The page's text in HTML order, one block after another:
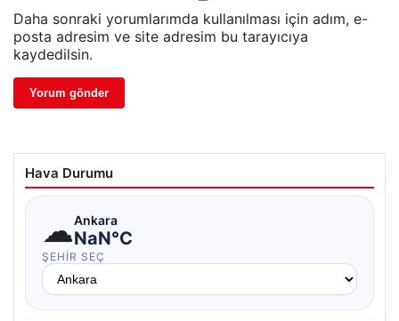
Daha sonraki yorumlarımda kullanılması için adım, e-
posta adresim ve site adresim bu tarayıcıya
kaydedilsin.
Hava Durumu
☁Ankara
NaN°C
ŞEHIR SEÇ